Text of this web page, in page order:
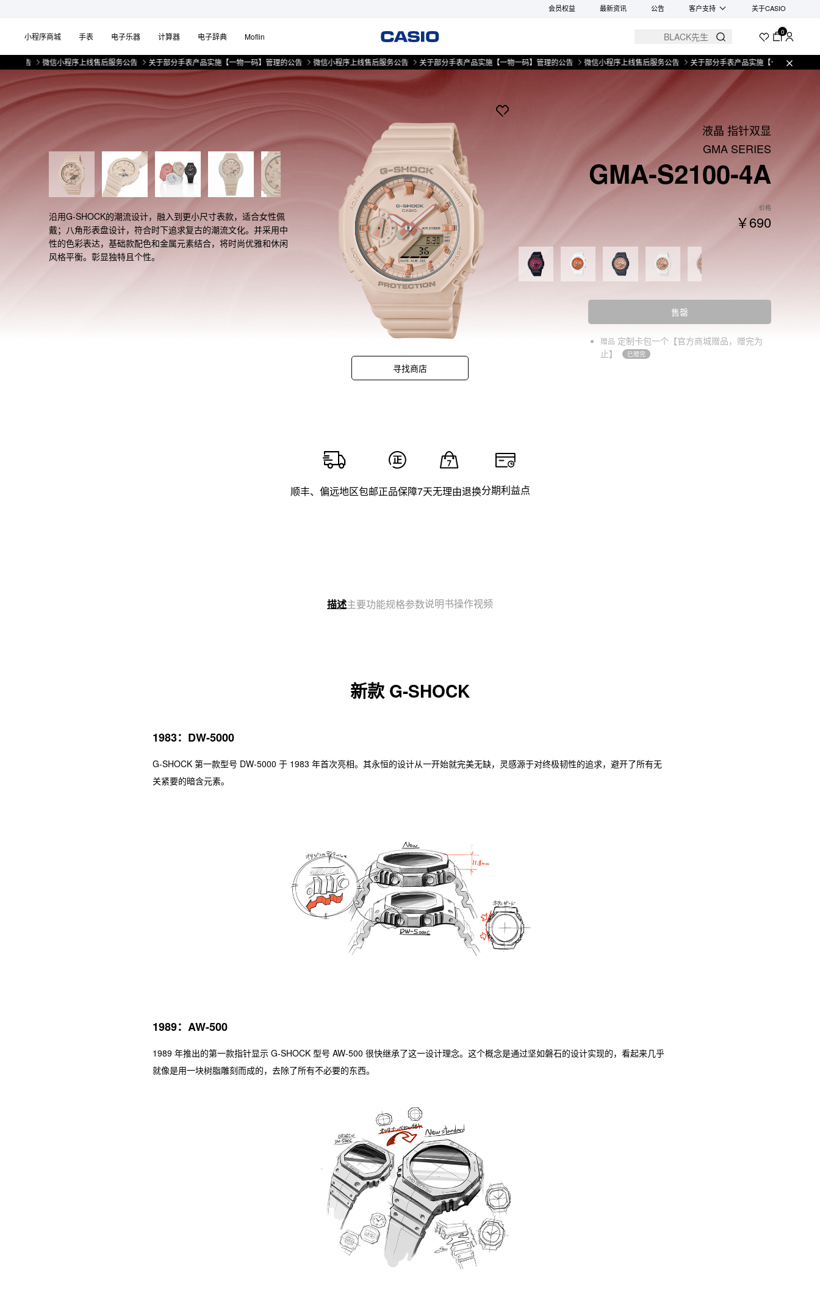
会员权益 最新资讯 公告 客户支持 关于CASIO
小程序商城 手表 电子乐器 计算器 电子辞典 Moflin 0
微信小程序上线售后服务公告 关于部分手表产品实施【一物一码】管理的公告 微信小程序上线售后服务公告 关于部分手表产品实施【一物一码】管理的公告 微信小程序上线售后服务公告 关于部分手表产品实施【一物一码】管理的公告
沿用G-SHOCK的潮流设计，融入到更小尺寸表款，适合女性佩
戴；八角形表盘设计，符合时下追求复古的潮流文化。并采用中
性的色彩表达，基础款配色和金属元素结合，将时尚优雅和休闲
风格平衡。彰显独特且个性。
寻找商店
液晶 指针双显
GMA SERIES
GMA-S2100-4A
价格
￥690
售罄
赠品 定制卡包一个【官方商城赠品，赠完为
止】
已赠完
顺丰、偏远地区包邮正品保障7天无理由退换分期利益点
描述主要功能规格参数说明书操作视频
新款 G-SHOCK
1983：DW-5000
G-SHOCK 第一款型号 DW-5000 于 1983 年首次亮相。其永恒的设计从一开始就完美无缺，灵感源于对终极韧性的追求，避开了所有无
关紧要的暗含元素。
1989：AW-500
1989 年推出的第一款指针显示 G-SHOCK 型号 AW-500 很快继承了这一设计理念。这个概念是通过坚如磐石的设计实现的，看起来几乎
就像是用一块树脂雕刻而成的，去除了所有不必要的东西。